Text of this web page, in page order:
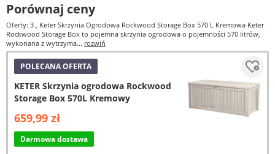
Porównaj ceny
Oferty: 3 , Keter Skrzynia Ogrodowa Rockwood Storage Box 570 L Kremowa Keter
Rockwood Storage Box to pojemna skrzynia ogrodowa o pojemności 570 litrów,
wykonana z wytrzyma... rozwiń
POLECANA OFERTA
KETER Skrzynia ogrodowa Rockwood
Storage Box 570L Kremowy
659,99 zł
Darmowa dostawa